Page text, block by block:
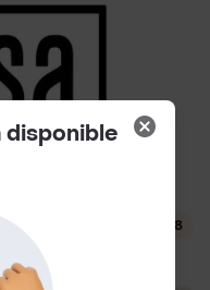
4.8
disponible